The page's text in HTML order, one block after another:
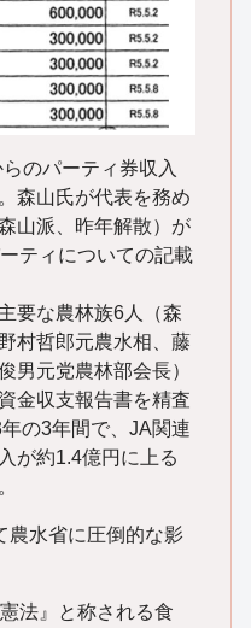
のパーティ券収入
森山氏が代表を務め
山派、昨年解散）が
ティについての記載
要な農林族6人（森
村哲郎元農水相、藤
男元党農林部会長）
金収支報告書を精査
の3年間で、JA関連
が約1.4億円に上る
農水省に圧倒的な影
法』と称される食